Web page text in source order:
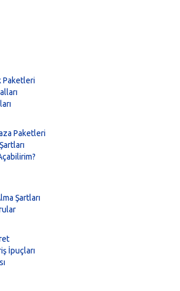
Paketleri
Paketleri
Şartları
İpuçları